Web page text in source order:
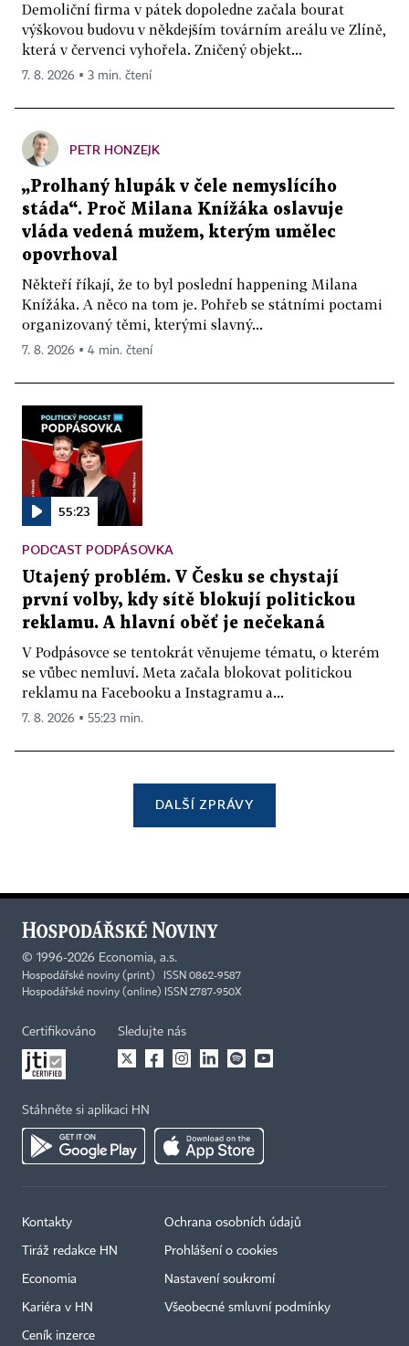
Demoliční firma v pátek dopoledne začala bourat
výškovou budovu v někdejším továrním areálu ve Zlíně,
která v červenci vyhořela. Zničený objekt...
7. 8. 2026 ▪ 3 min. čtení
PETR HONZEJK
„Prolhaný hlupák v čele nemyslícího
stáda“. Proč Milana Knížáka oslavuje
vláda vedená mužem, kterým umělec
opovrhoval
Někteří říkají, že to byl poslední happening Milana
Knížáka. A něco na tom je. Pohřeb se státními poctami
organizovaný těmi, kterými slavný...
7. 8. 2026 ▪ 4 min. čtení
55:23
PODCAST PODPÁSOVKA
Utajený problém. V Česku se chystají
první volby, kdy sítě blokují politickou
reklamu. A hlavní oběť je nečekaná
V Podpásovce se tentokrát věnujeme tématu, o kterém
se vůbec nemluví. Meta začala blokovat politickou
reklamu na Facebooku a Instagramu a...
7. 8. 2026 ▪ 55:23 min.
DALŠÍ ZPRÁVY
© 1996-2026 Economia, a.s.
Hospodářské noviny (print) ISSN 0862-9587
Hospodářské noviny (online) ISSN 2787-950X
Certifikováno Sledujte nás
Stáhněte si aplikaci HN
Kontakty
Tiráž redakce HN
Economia
Kariéra v HN
Ceník inzerce
Ochrana osobních údajů
Prohlášení o cookies
Nastavení soukromí
Všeobecné smluvní podmínky